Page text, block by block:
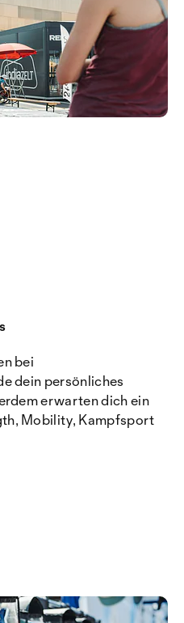
bei
dein persönliches
erwarten dich ein
Mobility, Kampfsport